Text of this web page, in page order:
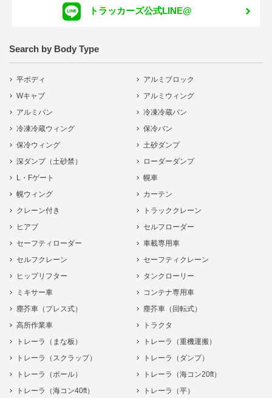
トラッカーズ公式LINE@
Search by Body Type
平ボディ
アルミブロック
Wキャブ
アルミウィング
アルミバン
冷凍冷蔵バン
冷凍冷蔵ウィング
保冷バン
保冷ウィング
土砂ダンプ
深ダンプ（土砂禁）
ローダーダンプ
L・Fゲート
幌車
幌ウィング
カーテン
クレーン付き
トラッククレーン
ヒアブ
セルフローダー
セーフティローダー
車載専用車
セルフクレーン
セーフティクレーン
ヒップリフター
タンクローリー
ミキサー車
コンテナ専用車
塵芥車（プレス式）
塵芥車（回転式）
高所作業車
トラクタ
トレーラ（まな板）
トレーラ（重機運搬）
トレーラ（スクラップ）
トレーラ（ダンプ）
トレーラ（ポール）
トレーラ（海コン20ft）
トレーラ（海コン40ft）
トレーラ（平）